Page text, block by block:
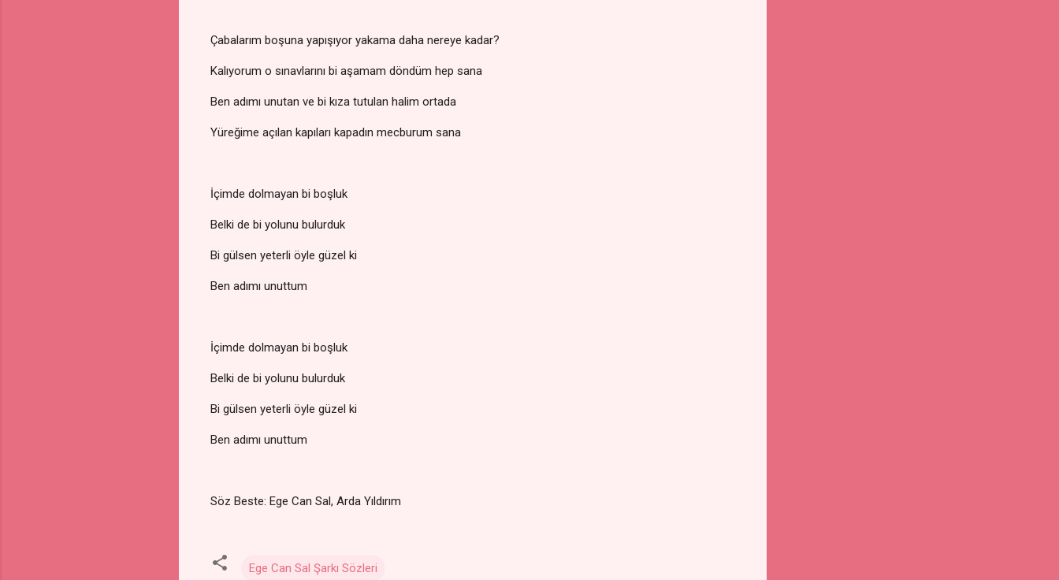
Çabalarım boşuna yapışıyor yakama daha nereye kadar?
Kalıyorum o sınavlarını bi aşamam döndüm hep sana
Ben adımı unutan ve bi kıza tutulan halim ortada
Yüreğime açılan kapıları kapadın mecburum sana
İçimde dolmayan bi boşluk
Belki de bi yolunu bulurduk
Bi gülsen yeterli öyle güzel ki
Ben adımı unuttum
İçimde dolmayan bi boşluk
Belki de bi yolunu bulurduk
Bi gülsen yeterli öyle güzel ki
Ben adımı unuttum
Söz Beste: Ege Can Sal, Arda Yıldırım
Ege Can Sal Şarkı Sözleri